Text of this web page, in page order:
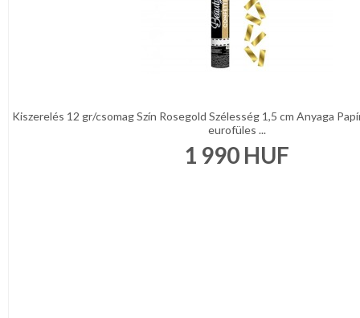
Kiszerelés 12 gr/csomag Szín Rosegold Szélesség 1,5 cm Anyaga
eurofüles ...
1 990 HUF